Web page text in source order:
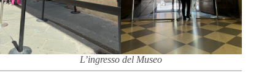
L’ingresso del Museo